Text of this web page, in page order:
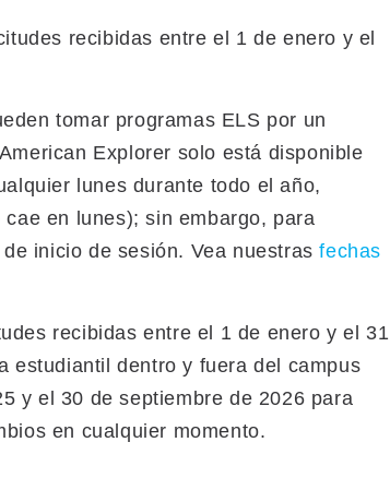
recibidas entre el 1 de enero y el
tomar programas ELS por un
Explorer solo está disponible
lunes durante todo el año,
en lunes); sin embargo, para
inicio de sesión. Vea nuestrasfechas
recibidas entre el 1 de enero y el 31
estudiantil dentro y fuera del campus
y el 30 de septiembre de 2026 para
en cualquier momento.